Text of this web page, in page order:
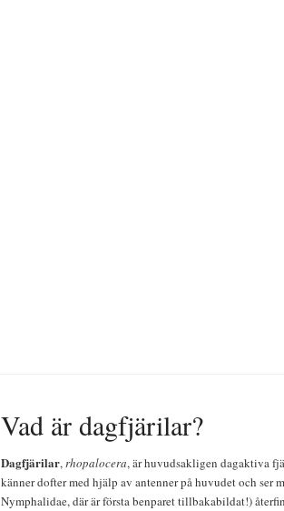
Vad är dagfjärilar?
Dagfjärilar,rhopalocera, är huvudsakligen dagaktiva
känner dofter med hjälp av antenner på huvudet och ser
Nymphalidae, där är första benparet tillbakabildat!)